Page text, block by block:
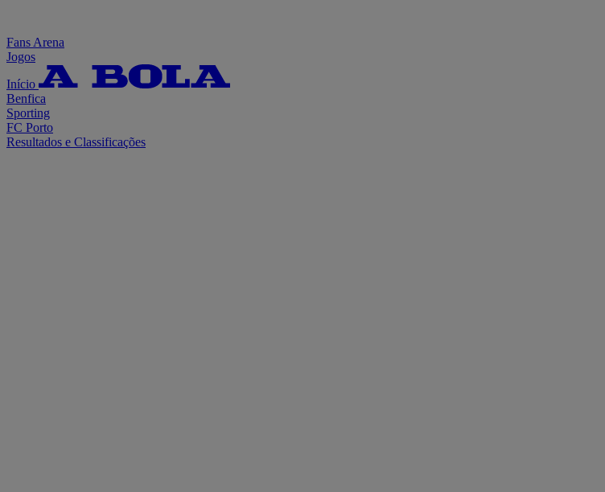
Fans Arena
Jogos
Início
Benfica
Sporting
FC Porto
Resultados e Classificações